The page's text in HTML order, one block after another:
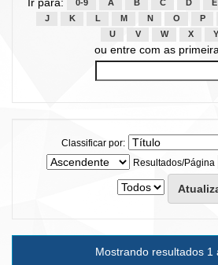
0-9 A B C D E
J
K L M N O P
U
V W X Y
ou entre com as
Classificar por:
Resultados/Página
Mostrando resultados 1